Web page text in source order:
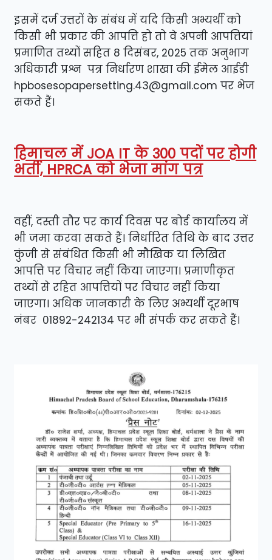
इसमें दर्ज उत्तरों के संबंध में यदि किसी अभ्यर्थी को
किसी भी प्रकार की आपत्ति हो तो वे अपनी आपत्तियां
प्रमाणित तथ्यों सहित 8 दिसंबर, 2025 तक अनुभाग
अधिकारी प्रश्न पत्र निर्धारण शाखा की ईमेल आईडी
hpbosesopapersetting.43@gmail.com पर भेज
सकते हैं।
हिमाचल में JOA IT के 300 पदों पर होगी
भर्ती, HPRCA को भेजा मांग पत्र
वहीं, दस्ती तौर पर कार्य दिवस पर बोर्ड कार्यालय में
भी जमा करवा सकते हैं। निर्धारित तिथि के बाद उत्तर
कुंजी से संबंधित किसी भी मौखिक या लिखित
आपत्ति पर विचार नहीं किया जाएगा। प्रमाणीकृत
तथ्यों से रहित आपत्तियों पर विचार नहीं किया
जाएगा। अधिक जानकारी के लिए अभ्यर्थी दूरभाष
नंबर 01892-242134 पर भी संपर्क कर सकते हैं।